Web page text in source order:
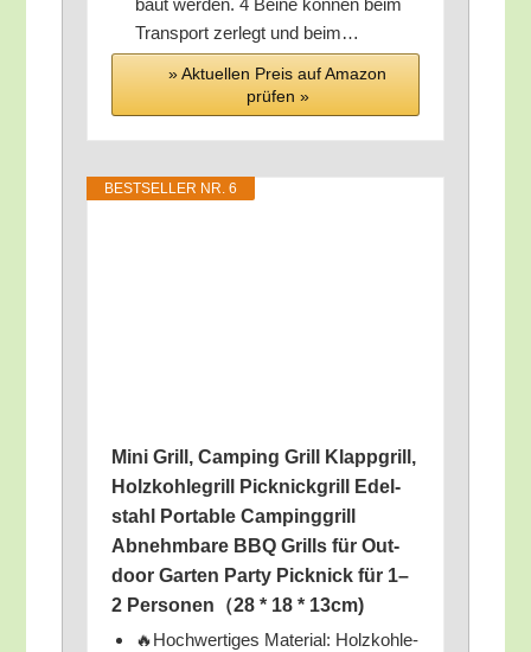
baut wer­den. 4 Bei­ne kön­nen beim
Trans­port zer­legt und beim…
» Aktu­el­len Preis auf Ama­zon
prü­fen »
BEST­SEL­LER NR. 6
Mini Grill, Cam­ping Grill Klapp­grill,
Holz­koh­le­grill Pick­nick­grill Edel­
stahl Por­ta­ble Cam­ping­grill
Abnehm­ba­re BBQ Grills für Out­
door Gar­ten Par­ty Pick­nick für 1–
2 Personen（28 * 18 * 13cm)
🔥Hoch­wer­ti­ges Mate­ri­al: Holz­koh­le­